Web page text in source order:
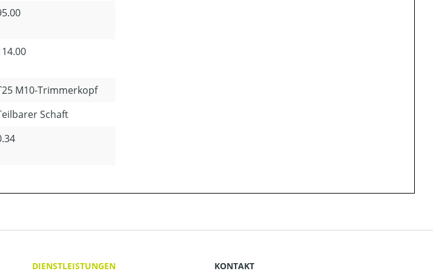
M10-Trimmerkopf
Schaft
DIENSTLEISTUNGEN
KONTAKT